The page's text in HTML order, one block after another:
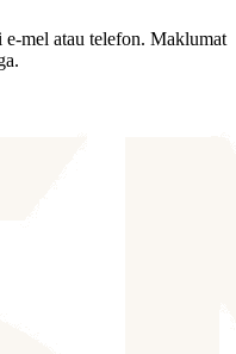
mel atau telefon. Maklumat